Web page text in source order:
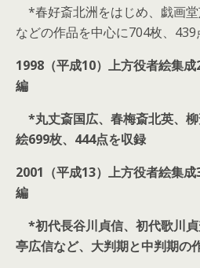
*春好斎北洲をはじめ、戯画
などの作品を中心に704枚、
1998（平成10）上方役者絵集
編
*丸丈斎国広、春梅斎北英、
絵699枚、444点を収録
2001（平成13）上方役者絵集
編
*初代長谷川貞信、初代歌川
亭広信など、大判期と中判期の